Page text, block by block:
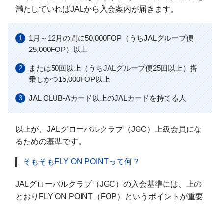
満たしていればJALから入会案内が届きます。
1月～12月の間に50,000FOP（うちJALグループ便
25,000FOP）以上
または50回以上（うちJALグループ便25回以上）搭
乗しかつ15,000FOP以上
JAL CLUB-Aカード以上のJALカードを持てる人
以上が、JALグローバルクラブ（JGC）上級会員にな
るための基準です。
そもそもFLY ON POINTって何？
JALグローバルクラブ（JGC）の入会基準には、上の
とおりFLY ON POINT（FOP）というポイントが重要